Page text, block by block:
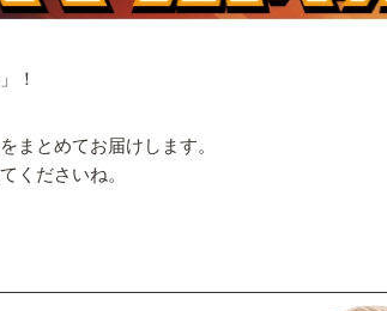
！
まとめてお届けします。
くださいね。